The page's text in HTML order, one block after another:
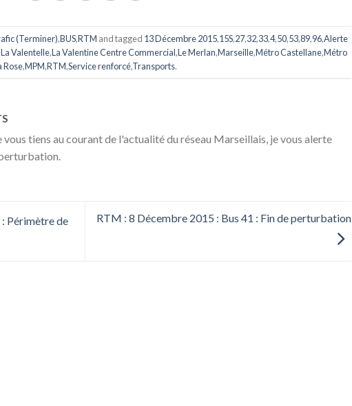
(Terminer),BUS,RTM and tagged 13 Décembre 2015,15S,27,32,33,4,50,53,89,96,Alerte
La Valentelle,La Valentine Centre Commercial,Le Merlan,Marseille,Métro Castellane,Métro
Rose,MPM,RTM,Service renforcé,Transports.
vous tiens au courant de l'actualité du réseau Marseillais, je vous alerte
Périmètre de
RTM : 8 Décembre 2015 : Bus 41 : Fin de perturbation